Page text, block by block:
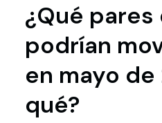
¿Qué pares
podrían
en mayo
qué?